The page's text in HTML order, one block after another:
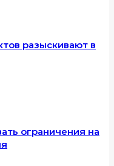
разыскивают в
ограничения на